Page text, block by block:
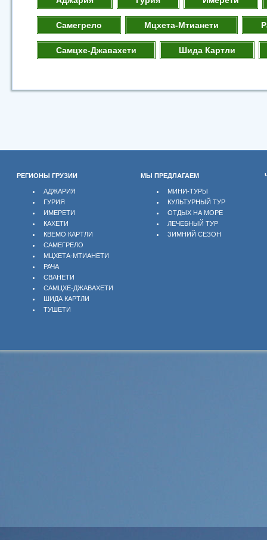
Самегрело Мцхета-Мтианети
Самцхе-Джавахети Шида Картли
РЕГИОНЫ ГРУЗИИ МЫ ПРЕДЛАГАЕМ
АДЖАРИЯ
ГУРИЯ
ИМЕРЕТИ
КАХЕТИ
КВЕМО КАРТЛИ
САМЕГРЕЛО
МЦХЕТА-МТИАНЕТИ
РАЧА
СВАНЕТИ
САМЦХЕ-ДЖАВАХЕТИ
ШИДА КАРТЛИ
ТУШЕТИ
МИНИ-ТУРЫ
КУЛЬТУРНЫЙ ТУР
ОТДЫХ НА МОРЕ
ЛЕЧЕБНЫЙ ТУР
ЗИМНИЙ СЕЗОН